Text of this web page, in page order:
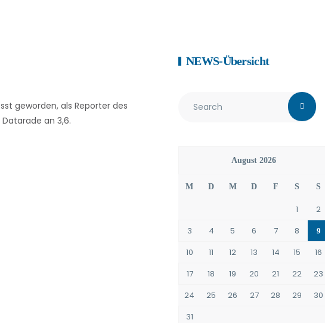
geworden, als Reporter des
an 3,6.
NEWS-Übersicht
August 2026
M D M D F S S
1
2
3
4 5 6 7 8 9
10 11 12 13 14 15
16
17
18 19 20 21 22
23
24
25 26 27 28 29
30
31